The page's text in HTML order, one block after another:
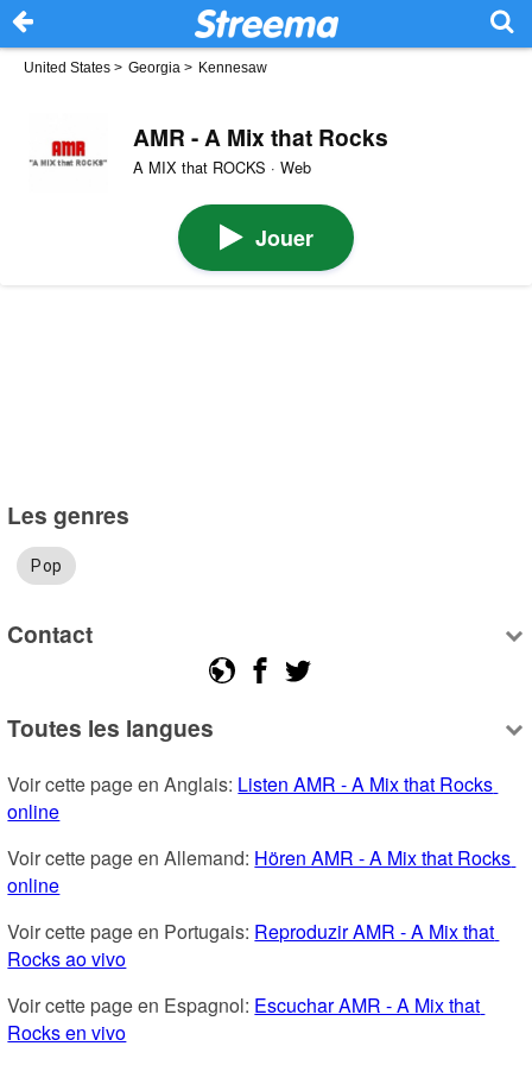
United States > Georgia > Kennesaw
AMR - A Mix that Rocks
A MIX that ROCKS · Web
Jouer
Les genres
Pop
Contact
Toutes les langues
Voir cette page en Anglais: Listen AMR - A Mix that Rocks
online
Voir cette page en Allemand: Hören AMR - A Mix that Rocks
online
Voir cette page en Portugais: Reproduzir AMR - A Mix that
Rocks ao vivo
Voir cette page en Espagnol: Escuchar AMR - A Mix that
Rocks en vivo